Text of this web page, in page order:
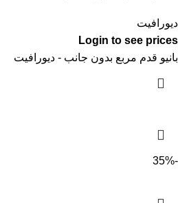
ديورافيت
Login to see prices
بانيو قدم مربع بدون جانب - ديورافيت
-35%